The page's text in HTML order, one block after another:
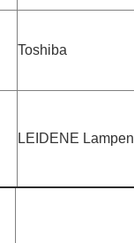
Toshiba
LEIDENE Lampen